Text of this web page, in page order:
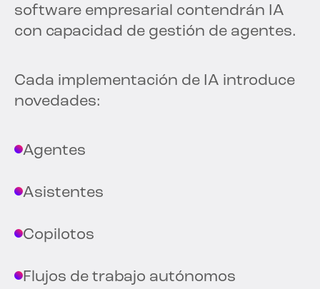
software empresarial contendrán IA
con capacidad de gestión de agentes.
Cada implementación de IA introduce
novedades:
Agentes
Asistentes
Copilotos
Flujos de trabajo autónomos